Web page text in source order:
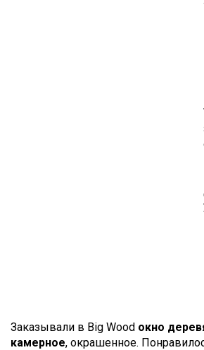
Заказывали в Big Wood окно
камерное, окрашенное.